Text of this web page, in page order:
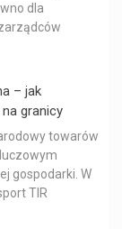
dla
– jak
granicy
towarów
gospodarki. W
TIR